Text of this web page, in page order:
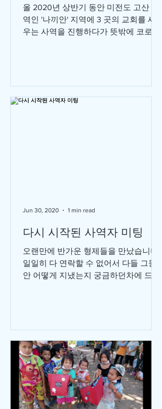
올 2020년 상반기 동안 미전도 고산 지
역인 '나끼안' 지역에 3 곳의 교회를 세
우는 사역을 진행하다가 뜻밖에 코로나
다시 시작된 사역자 미팅
오랜만에 반가운 형제들을 만났습니다.
일일히 다 연락할 수 없어서 다들 그동
안 어떻게 지냈는지 궁금하던차에 드디
Jun 30, 2020 1 min read